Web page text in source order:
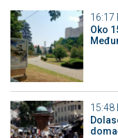
16:17
Oko
15:48